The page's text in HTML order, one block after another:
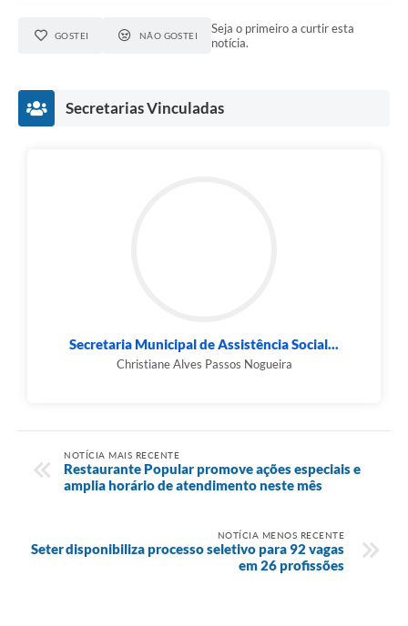
GOSTEI NÃO GOSTEI
Seja o primeiro a curtir esta
notícia.
Secretarias Vinculadas
Secretaria Municipal de Assistência Social...
Christiane Alves Passos Nogueira
NOTÍCIA MAIS RECENTE
Restaurante Popular promove ações especiais e
amplia horário de atendimento neste mês
NOTÍCIA MENOS RECENTE
Seter disponibiliza processo seletivo para 92 vagas
em 26 profissões